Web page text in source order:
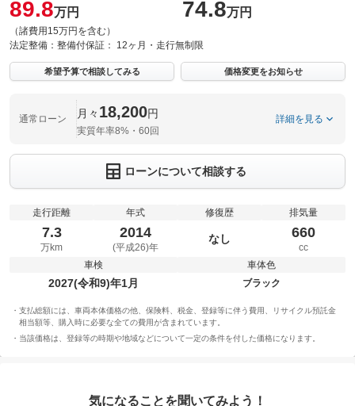
89.8万円
（諸費用15万円を含む）
74.8万円
法定整備： 整備付保証： 12ヶ月・走行無制限
希望予算で相談してみる 価格変更をお知らせ
通常ローン 月々 18,200円
実質年率8%・60回
詳細を見る
ローンについて相談する
走行距離
7.3
万km
年式
2014
(平成26)年
修復歴
なし
排気量
660
cc
車検
2027(令和9)年1月
車体色
ブラック
支払総額には、車両本体価格の他、保険料、税金、登録等に伴う費用、リサイクル預託金
相当額等、購入時に必要な全ての費用が含まれています。
当該価格は、登録等の時期や地域などについて一定の条件を付した価格になります。
気になることを聞いてみよう！